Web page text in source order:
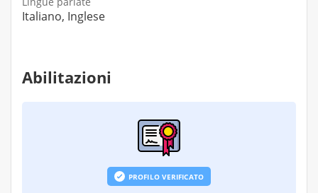
Italiano, Inglese
Abilitazioni
PROFILO VERIFICATO